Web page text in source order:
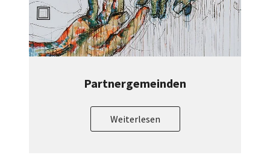
Partnergemeinden
Weiterlesen